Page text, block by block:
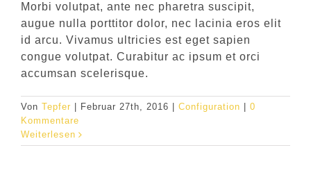
Morbi volutpat, ante nec pharetra suscipit,
augue nulla porttitor dolor, nec lacinia eros elit
id arcu. Vivamus ultricies est eget sapien
congue volutpat. Curabitur ac ipsum et orci
accumsan scelerisque.
Von Tepfer Februar 27th, 2016 Configuration
0
Kommentare
Weiterlesen